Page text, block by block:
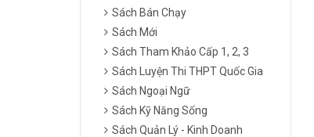
Sách Bán Chạy
Sách Mới
Sách Tham Khảo Cấp 1, 2, 3
Sách Luyện Thi THPT Quốc Gia
Sách Ngoại Ngữ
Sách Kỹ Năng Sống
Sách Quản Lý - Kinh Doanh